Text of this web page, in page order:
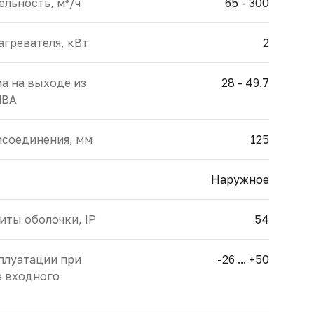
м³/ч 65 - 300
кВт 2
на выходе из
28 - 49.7
мм 125
Наружное
оболочки, IP 54
при
входного
-26 ... +50